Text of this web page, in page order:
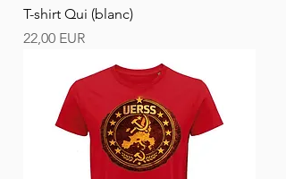
T-shirt Qui (blanc)
Ár
22,00 EUR